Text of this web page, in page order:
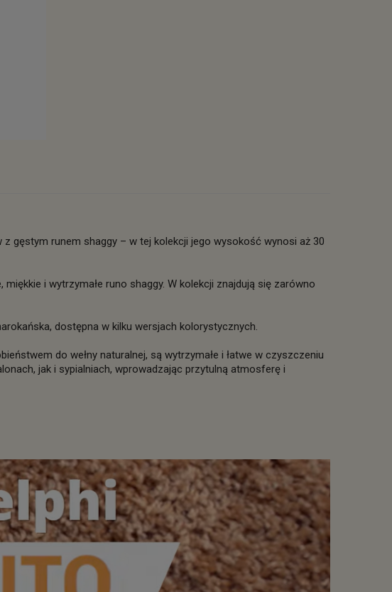
gęstym runem shaggy – w tej kolekcji jego wysokość wynosi aż 30
i wytrzymałe runo shaggy. W kolekcji znajdują się zarówno
dostępna w kilku wersjach kolorystycznych.
do wełny naturalnej, są wytrzymałe i łatwe w czyszczeniu
jak i sypialniach, wprowadzając przytulną atmosferę i